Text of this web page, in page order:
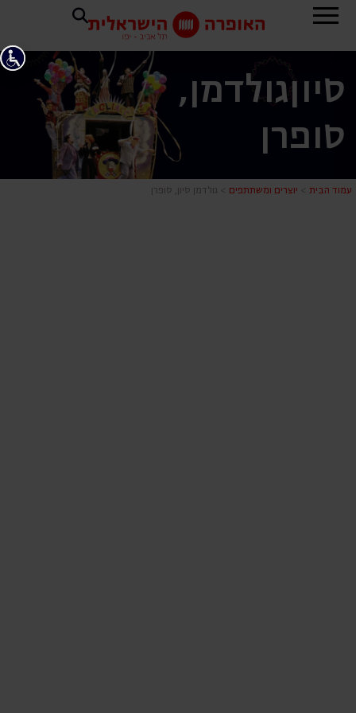
גולדמן
סיוןגולדמן,
סופרן
עמוד הבית > יוצרים ומשתתפים > גולדמן סיון, סופרן